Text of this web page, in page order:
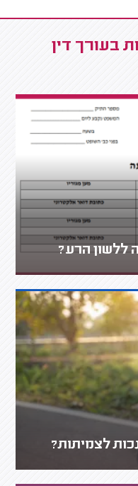
בעורך דין
ללשון הרע?
לצמיתות?